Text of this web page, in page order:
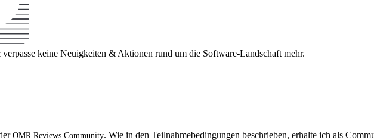
keine Neuigkeiten & Aktionen rund um die Software-Landschaft mehr.
OMR Reviews Community. Wie in den Teilnahmebedingungen beschrieben, erhalte ich als